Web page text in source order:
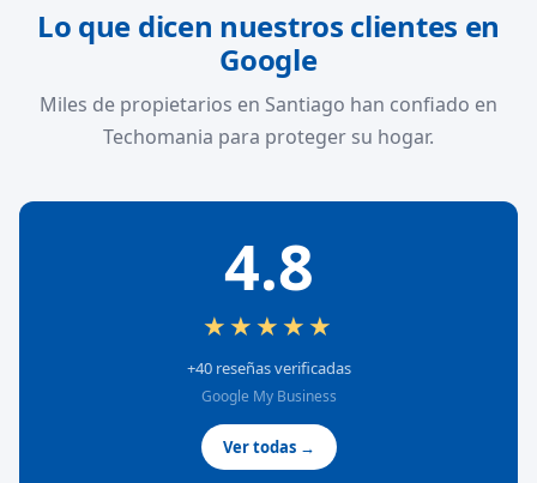
Lo que dicen nuestros clientes en
Google
Miles de propietarios en Santiago han confiado en
Techomania para proteger su hogar.
4.8
★★★★★
+40 reseñas verificadas
Google My Business
Ver todas →